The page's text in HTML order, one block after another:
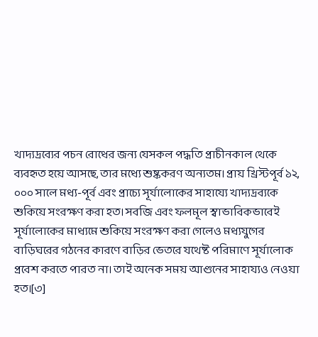
খাদ্যদ্রব্যের পচন রোধের জন্য যেসকল পদ্ধতি প্রাচীনকাল থেকে
ব্যবহৃত হয়ে আসছে, তার মধ্যে শুষ্ককরণ অন্যতম। প্রায় খ্রিস্টপূর্ব ১২,
০০০ সালে মধ্য-পূর্ব এবং প্রাচ্যে সূর্যালোকের সাহায্যে খাদ্যদ্রব্যকে
শুকিয়ে সংরক্ষণ করা হত। সবজি এবং ফলমূল স্বাভাবিকভাবেই
সূর্যালোকের মাধ্যমে শুকিয়ে সংরক্ষণ করা গেলেও মধ্যযুগের
বাড়িঘরের গঠনের কারণে বাড়ির ভেতরে যথেষ্ট পরিমাণে সূর্যালোক
প্রবেশ করতে পারত না। তাই অনেক সময় আগুনের সাহায্যও নেওয়া
হত।[৩]